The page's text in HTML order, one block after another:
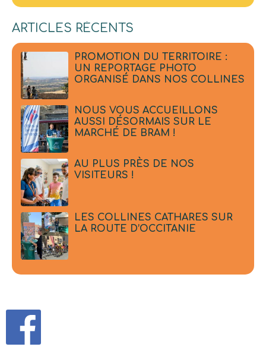
ARTICLES RÉCENTS
PROMOTION DU TERRITOIRE :
UN REPORTAGE PHOTO
ORGANISÉ DANS NOS COLLINES
NOUS VOUS ACCUEILLONS
AUSSI DÉSORMAIS SUR LE
MARCHÉ DE BRAM !
AU PLUS PRÈS DE NOS
VISITEURS !
LES COLLINES CATHARES SUR
LA ROUTE D’OCCITANIE